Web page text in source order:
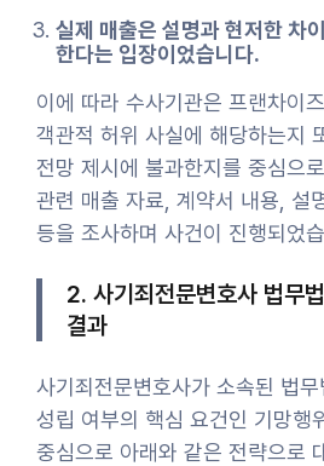
실제 매출은 설명과 현저한 차
한다는 입장이었습니다.
이에 따라 수사기관은 프랜차이
객관적 허위 사실에 해당하는지
전망 제시에 불과한지를 중심으
관련 매출 자료, 계약서 내용, 설
등을 조사하며 사건이 진행되었
2. 사기죄전문변호사 법무
결과
사기죄전문변호사가 소속된 법무
성립 여부의 핵심 요건인 기망행
중심으로 아래와 같은 전략으로